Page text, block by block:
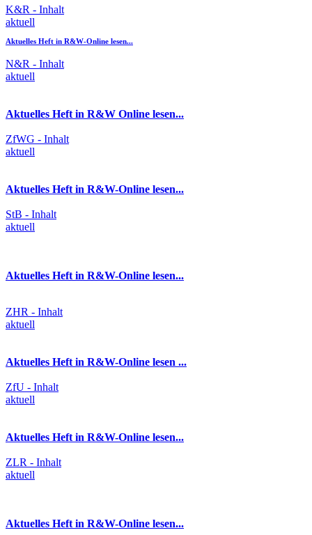
K&R - Inhalt
aktuell
Aktuelles Heft in R&W-Online lesen...
N&R - Inhalt
aktuell
Aktuelles Heft in R&W Online lesen...
ZfWG - Inhalt
aktuell
Aktuelles Heft in R&W-Online lesen...
StB - Inhalt
aktuell
Aktuelles Heft in R&W-Online lesen...
ZHR - Inhalt
aktuell
Aktuelles Heft in R&W-Online lesen ...
ZfU - Inhalt
aktuell
Aktuelles Heft in R&W-Online lesen...
ZLR - Inhalt
aktuell
Aktuelles Heft in R&W-Online lesen...